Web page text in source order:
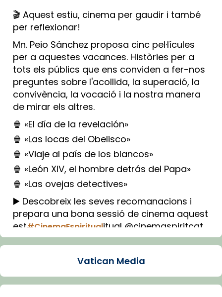
🎬 Aquest estiu, cinema per gaudir i també
per reflexionar!
Mn. Peio Sánchez proposa cinc pel·lícules
per a aquestes vacances. Històries per a
tots els públics que ens conviden a fer-nos
preguntes sobre l'acollida, la superació, la
convivència, la vocació i la nostra manera
de mirar els altres.
🍿 «El día de la revelación»
🍿 «Las locas del Obelisco»
🍿 «Viaje al país de los blancos»
🍿 «León XIV, el hombre detrás del Papa»
🍿 «Las ovejas detectives»
▶️ Descobreix les seves recomanacions i
prepara una bona sessió de cinema aquest
est#CinemaEspiritualitual @cinemaspiritcat
Imatge: Generada amb IA (OpenAI)
Vatican Media